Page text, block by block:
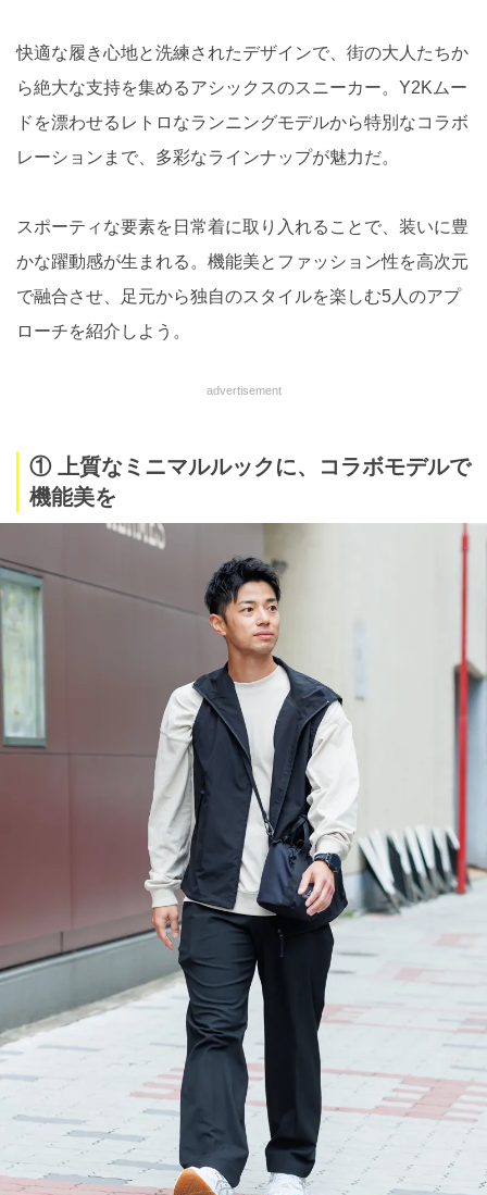
快適な履き心地と洗練されたデザインで、街の大人たちか
ら絶大な支持を集めるアシックスのスニーカー。Y2Kムー
ドを漂わせるレトロなランニングモデルから特別なコラボ
レーションまで、多彩なラインナップが魅力だ。
スポーティな要素を日常着に取り入れることで、装いに豊
かな躍動感が生まれる。機能美とファッション性を高次元
で融合させ、足元から独自のスタイルを楽しむ5人のアプ
ローチを紹介しよう。
advertisement
① 上質なミニマルルックに、コラボモデルで
機能美を